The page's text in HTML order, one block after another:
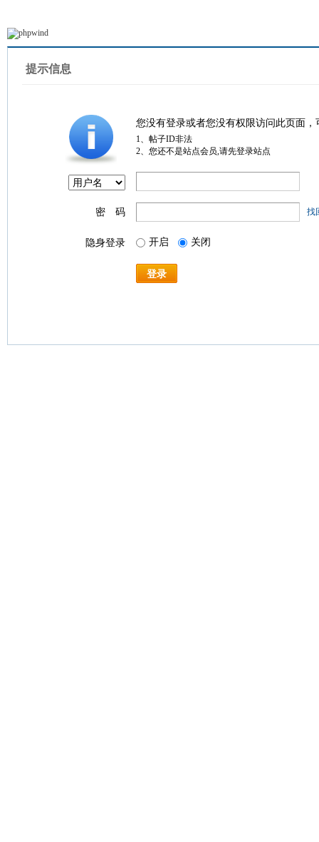
提示信息
您没有登录或者您没有权限访问此页面
1、帖子ID非法
2、您还不是站点会员,请先登录站点
密 码 找
隐身登录 开启 关闭
登录